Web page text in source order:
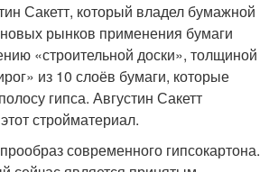
Сакетт, который владел бумажной
рынков применения бумаги
«строительной доски», толщиной
из 10 слоёв бумаги, которые
гипса. Августин Сакетт
стройматериал.
современного гипсокартона.